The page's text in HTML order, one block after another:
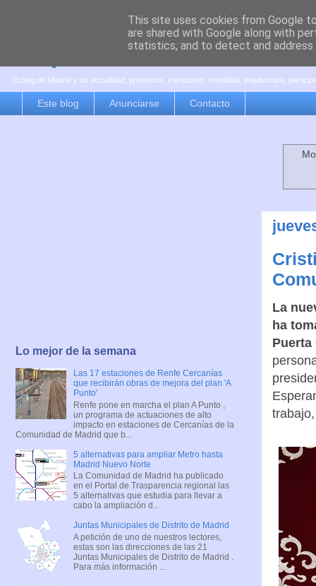
es por madrid
El blog de Madrid y su actualidad, proyectos, transporte, movilidad, arquitectura,
Este blog Anunciarse Contacto
La
ha
Puerta
Lo mejor de la semana
Las 17 estaciones de Renfe Cercanías
que recibirán obras de mejora del plan 'A
Punto'
Renfe pone en marcha el plan A Punto ,
un programa de actuaciones de alto
impacto en estaciones de Cercanías de la
Comunidad de Madrid que b...
5 alternativas para ampliar Metro hasta
Madrid Nuevo Norte
La Comunidad de Madrid ha publicado
en el Portal de Trasparencia regional las
5 alternativas que estudia para llevar a
cabo la ampliación d...
Juntas Municipales de Distrito de Madrid
A petición de uno de nuestros lectores,
estas son las direcciones de las 21
Juntas Municipales de Distrito de Madrid .
Para más información ...
This site uses cookies from Google
are shared with Google along with
statistics, and to detect and address